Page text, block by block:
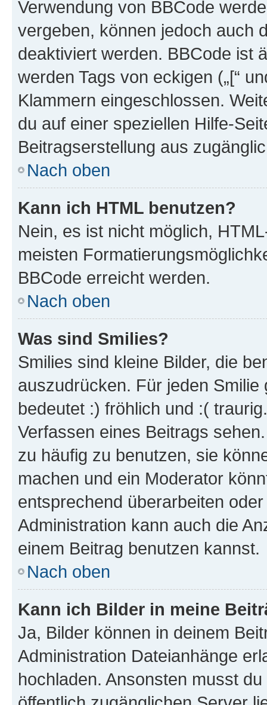
Verwendung von BBCode
vergeben, können jedoch auch
deaktiviert werden. BBCode ist
werden Tags von eckigen („[“
Klammern eingeschlossen.
du auf einer speziellen Hilfe-
Beitragserstellung aus
Nach oben
Kann ich HTML benutzen?
Nein, es ist nicht möglich,
meisten
BBCode erreicht werden.
Nach oben
Was sind Smilies?
Smilies sind kleine Bilder, die
auszudrücken. Für jeden
bedeutet :) fröhlich und :(
Verfassen eines Beitrags
zu häufig zu benutzen, sie
machen und ein Moderator
entsprechend überarbeiten
Administration kann auch die
einem Beitrag benutzen kannst.
Nach oben
Kann ich Bilder in meine
Ja, Bilder können in deinem
Administration Dateianhänge
hochladen. Ansonsten musst